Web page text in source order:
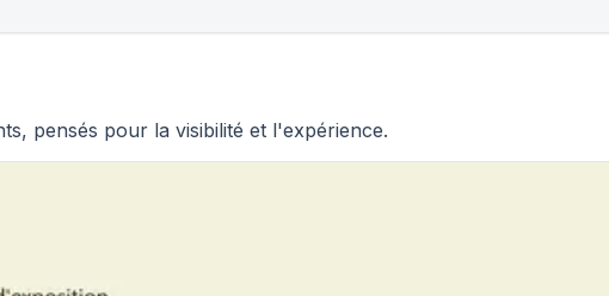
pensés pour la visibilité et l'expérience.